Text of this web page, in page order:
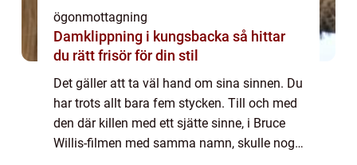
ögonmottagning
Damklippning i kungsbacka så hittar
du rätt frisör för din stil
Det gäller att ta väl hand om sina sinnen. Du
har trots allt bara fem stycken. Till och med
den där killen med ett sjätte sinne, i Bruce
Willis-filmen med samma namn, skulle nog